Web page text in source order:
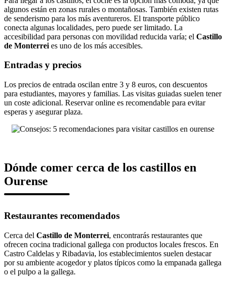
algunos están en zonas rurales o montañosas. También existen rutas
de senderismo para los más aventureros. El transporte público
conecta algunas localidades, pero puede ser limitado. La
accesibilidad para personas con movilidad reducida varía; el Castillo
de Monterrei es uno de los más accesibles.
Entradas y precios
Los precios de entrada oscilan entre 3 y 8 euros, con descuentos
para estudiantes, mayores y familias. Las visitas guiadas suelen tener
un coste adicional. Reservar online es recomendable para evitar
esperas y asegurar plaza.
Dónde comer cerca de los castillos en
Ourense
Restaurantes recomendados
Cerca del Castillo de Monterrei, encontrarás restaurantes que
ofrecen cocina tradicional gallega con productos locales frescos. En
Castro Caldelas y Ribadavia, los establecimientos suelen destacar
por su ambiente acogedor y platos típicos como la empanada gallega
o el pulpo a la gallega.